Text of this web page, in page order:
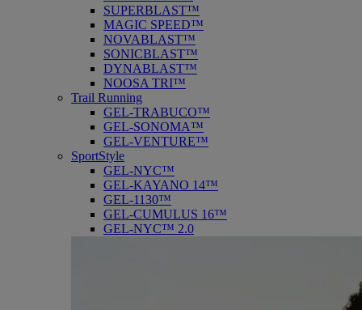
SUPERBLAST™
MAGIC SPEED™
NOVABLAST™
SONICBLAST™
DYNABLAST™
NOOSA TRI™
Trail Running
GEL-TRABUCO™
GEL-SONOMA™
GEL-VENTURE™
SportStyle
GEL-NYC™
GEL-KAYANO 14™
GEL-1130™
GEL-CUMULUS 16™
GEL-NYC™ 2.0